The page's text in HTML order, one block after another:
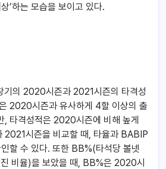
’하는 모습을 보이고 있다.
기의 2020시즌과 2021시즌의 타격성
2020시즌과 유사하게 4할 이상의 출
, 타격성적은 2020시즌에 비해 높게
2021시즌을 비교할 때, 타율과 BABIP
할 수 있다. 또한 BB%(타석당 볼넷
비율)을 보았을 때, BB%은 2020시